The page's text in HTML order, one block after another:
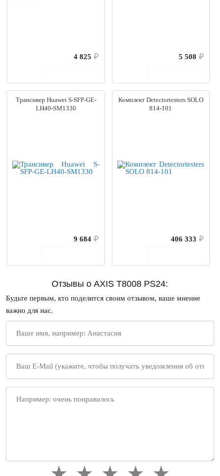
4 825 ₽
5 508 ₽
Трансивер Huawei S-SFP-GE-
LH40-SM1330
9 684 ₽
Комплект Detectortesters SOLO
814-101
406 333 ₽
Отзывы о AXIS T8008 PS24:
Будьте первым, кто поделится своим отзывом, ваше мнение
важно для нас.